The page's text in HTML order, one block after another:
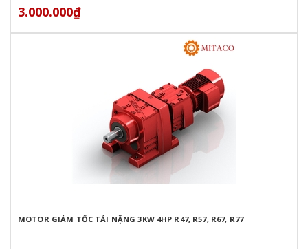
3.000.000₫
MOTOR GIẢM TỐC TẢI NẶNG 3KW 4HP R47, R57, R67, R77